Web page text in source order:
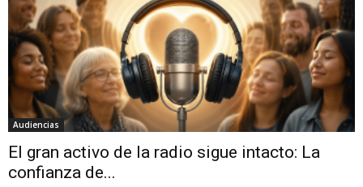
Audiencias
El gran activo de la radio sigue intacto: La
confianza de...